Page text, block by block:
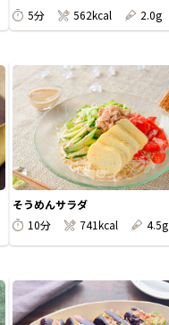
5分
562kcal 2.0g
そうめんサラダ
10分
741kcal 4.5g